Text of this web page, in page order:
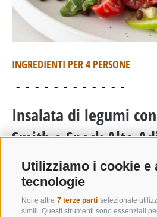
Utilizziamo i cookie e
tecnologie
Noi e altre 7 terze parti selezionate
simili. Questi strumenti sono essenziali
INGREDIENTI PER 4 PERSONE
Insalata di legumi
Smith e Speck Alto
SCOPRI DI PIÚ